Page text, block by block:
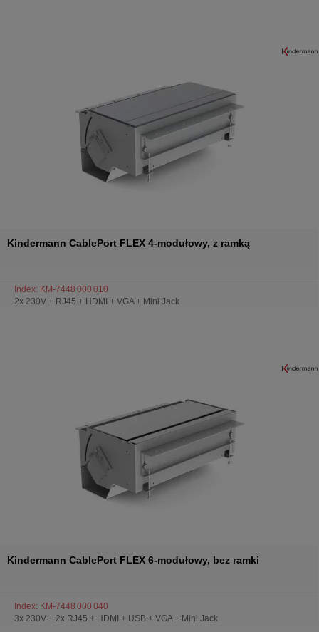
Kindermann CablePort FLEX 4-modułowy, z ramką
Index: KM-7448 000 010
2x 230V + RJ45 + HDMI + VGA + Mini Jack
Kindermann CablePort FLEX 6-modułowy, bez ramki
Index: KM-7448 000 040
3x 230V + 2x RJ45 + HDMI + USB + VGA + Mini Jack